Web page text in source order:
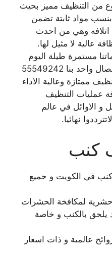
من التنظيف مميز بحيث
بنسب مواد ثابتة تضمن
اتلافه وهي من احدث
عالية لا مثيل لها.
مستمرة طيلة اليوم
وطيلة ايام الاسبوع اتصال واحد بنا 55549242
ممتازة وعالية الاداء
عمليات التنظيف
و الاوائل في عالم
نهائيا.
كنب
في الكويت و حميع
لمكافخة الحشرات
يلحق بالكنب و خاصة
عالمية و ذات اسعار